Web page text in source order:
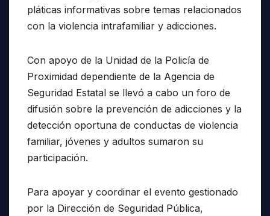
pláticas informativas sobre temas relacionados
con la violencia intrafamiliar y adicciones.
Con apoyo de la Unidad de la Policía de
Proximidad dependiente de la Agencia de
Seguridad Estatal se llevó a cabo un foro de
difusión sobre la prevención de adicciones y la
detección oportuna de conductas de violencia
familiar, jóvenes y adultos sumaron su
participación.
Para apoyar y coordinar el evento gestionado
por la Dirección de Seguridad Pública,